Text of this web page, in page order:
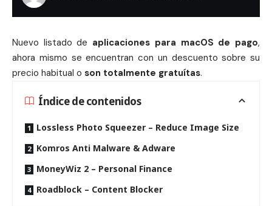
Nuevo listado de aplicaciones para macOS de pago,
ahora mismo se encuentran con un descuento sobre su
precio habitual o son totalmente gratuítas.
Índice de contenidos
Lossless Photo Squeezer – Reduce Image Size
Komros Anti Malware & Adware
MoneyWiz 2 – Personal Finance
Roadblock – Content Blocker